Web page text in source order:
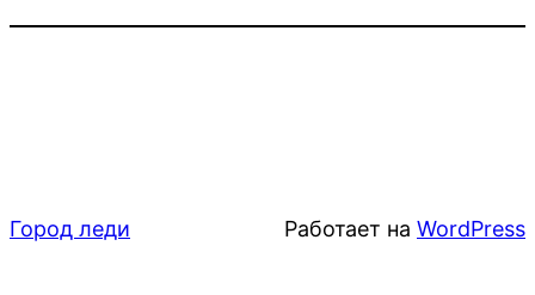
Город леди Работает на WordPress